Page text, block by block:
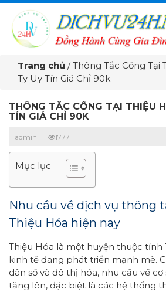
Trang chủ /Thông Tắc Cống Tại
Ty Uy Tín Giá Chỉ 90k
THÔNG TẮC CỐNG TẠI THIỆU
TÍN GIÁ CHỈ 90K
admin 1777
Mục lục
Nhu cầu về dịch vụ thông
Thiệu Hóa hiện nay
Thiệu Hóa là một huyện thuộc tỉnh
kinh tế đang phát triển mạnh mẽ.
dân số và đô thị hóa, nhu cầu về
tăng lên, đặc biệt là các hệ thống